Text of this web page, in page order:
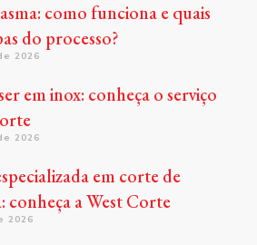
como funciona e quais
do processo?
2026
em inox: conheça o serviço
2026
em corte de
conheça a West Corte
2026